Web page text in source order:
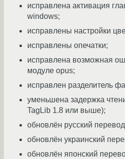
исправлена активация
windows;
исправлены настройки
исправлены опечатки;
исправлена возможная
модуле opus;
исправлен разделитель
уменьшена задержка
TagLib 1.8 или выше);
обновлён русский
обновлён украинский
обновлён японский